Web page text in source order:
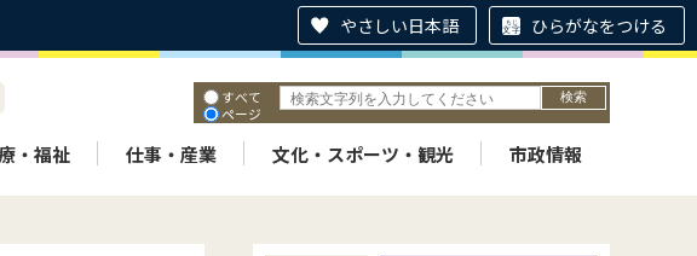
やさしい日本語 ひらがなをつける
すべて
ページ
・福祉 仕事・産業 文化・スポーツ・観光 市政情報